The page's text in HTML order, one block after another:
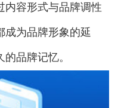
内容形式与品牌调性
成为品牌形象的延
品牌记忆。